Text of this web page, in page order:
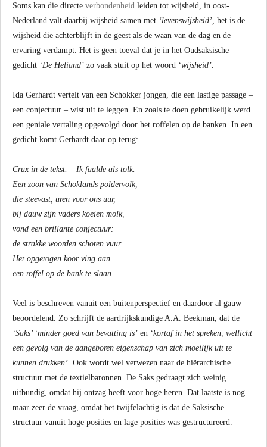
Soms kan die directe verbondenheid leiden tot wijsheid, in oost-
Nederland valt daarbij wijsheid samen met ‘levenswijsheid’, het is de
wijsheid die achterblijft in de geest als de waan van de dag en de
ervaring verdampt. Het is geen toeval dat je in het Oudsaksische
gedicht ‘De Heliand’ zo vaak stuit op het woord ‘wijsheid’.
Ida Gerhardt vertelt van een Schokker jongen, die een lastige passage –
een conjectuur – wist uit te leggen. En zoals te doen gebruikelijk werd
een geniale vertaling opgevolgd door het roffelen op de banken. In een
gedicht komt Gerhardt daar op terug:
Crux in de tekst. – Ik faalde als tolk.
Een zoon van Schoklands poldervolk,
die steevast, uren voor ons uur,
bij dauw zijn vaders koeien molk,
vond een brillante conjectuur:
de strakke woorden schoten vuur.
Het opgetogen koor ving aan
een roffel op de bank te slaan.
Veel is beschreven vanuit een buitenperspectief en daardoor al gauw
beoordelend. Zo schrijft de aardrijkskundige A.A. Beekman, dat de
‘Saks’ ‘minder goed van bevatting is’ en ‘kortaf in het spreken, wellicht
een gevolg van de aangeboren eigenschap van zich moeilijk uit te
kunnen drukken’. Ook wordt wel verwezen naar de hiërarchische
structuur met de textielbaronnen. De Saks gedraagt zich weinig
uitbundig, omdat hij ontzag heeft voor hoge heren. Dat laatste is nog
maar zeer de vraag, omdat het twijfelachtig is dat de Saksische
structuur vanuit hoge posities en lage posities was gestructureerd.